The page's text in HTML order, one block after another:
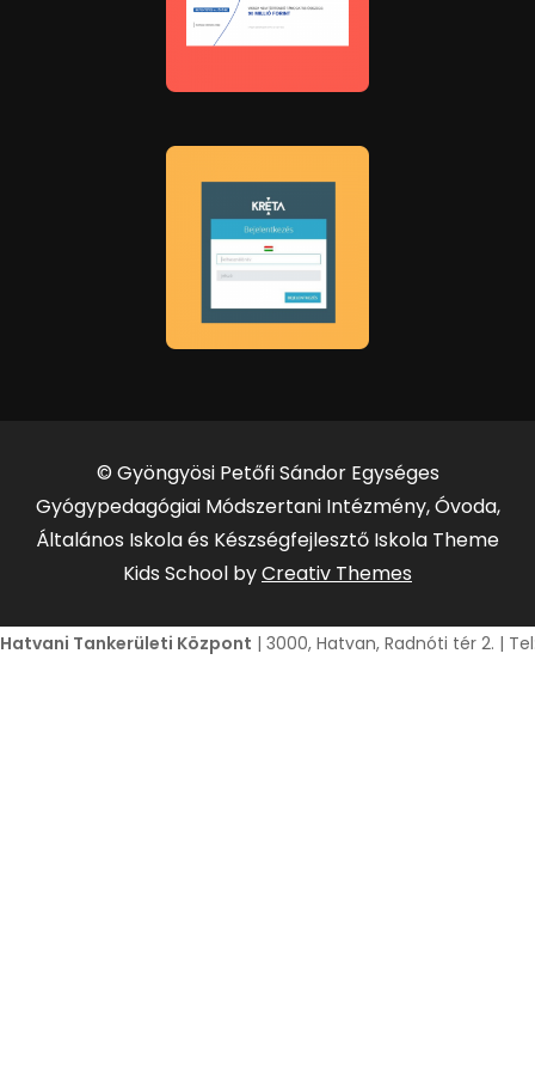
© Gyöngyösi Petőfi Sándor Egységes
Gyógypedagógiai Módszertani Intézmény, Óvoda,
Általános Iskola és Készségfejlesztő Iskola Theme
Kids School byCreativ Themes
Hatvani Tankerületi Központ | 3000, Hatvan, Radnóti tér 2. |